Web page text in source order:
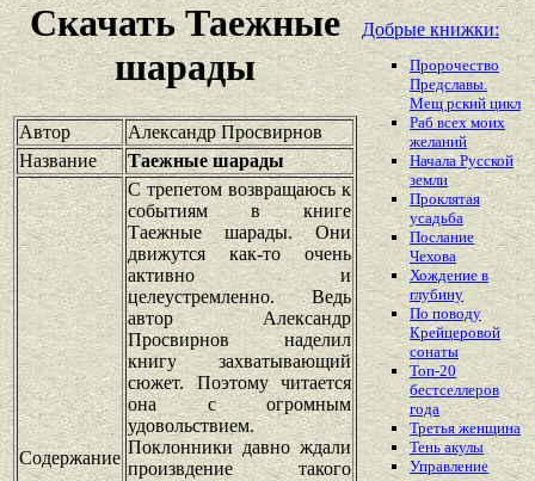
Скачать Таежные
шарады
Автор
Александр Просвирнов
Название
Таежные шарады
Содержание
С трепетом возвращаюсь к
событиям в книге
Таежные шарады. Они
движутся как-то очень
активно и
целеустремленно. Ведь
автор Александр
Просвирнов наделил
книгу захватывающий
сюжет. Поэтому читается
она с огромным
удовольствием.
Поклонники давно ждали
произвдение такого
Добрые книжки:
Пророчество
Предславы.
Мещ рский цикл
Раб всех моих
желаний
Начала Русской
земли
Проклятая
усадьба
Послание
Чехова
Хождение в
глубину
По поводу
Крейцеровой
сонаты
Топ-20
бестселлеров
года
Третья женщина
Тень акулы
Управление